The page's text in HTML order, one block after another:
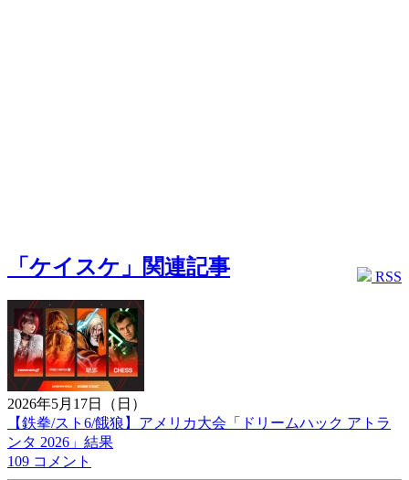
RSS
「ケイスケ」関連記事
2026年5月17日（日）
【鉄拳/スト6/餓狼】アメリカ大会「ドリームハック アトラ
ンタ 2026」結果
109 コメント